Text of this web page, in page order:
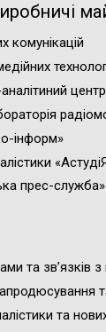
комунікацій
центр
інформ»
прес-служба»
та зв’язків
та